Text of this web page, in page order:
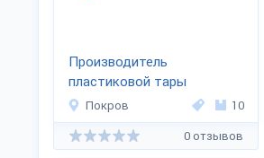
Производитель
пластиковой тары
«Пластара»
Покров 10
0 отзывов